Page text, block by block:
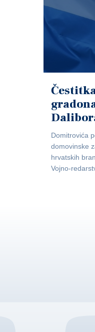
Domitrovića
domovinske
hrvatskih
Vojno-